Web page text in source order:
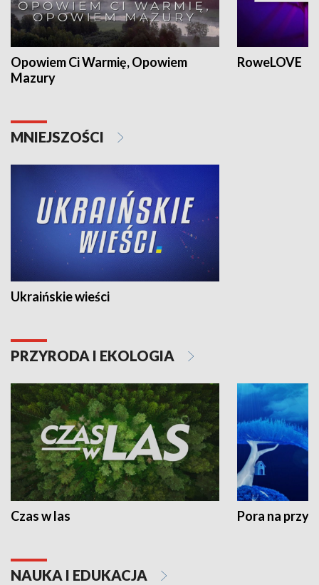
Opowiem Ci Warmię, Opowiem
Mazury
RoweLOVE
MNIEJSZOŚCI
Ukraińskie wieści
PRZYRODA I EKOLOGIA
Czas w las Pora na
NAUKA I EDUKACJA